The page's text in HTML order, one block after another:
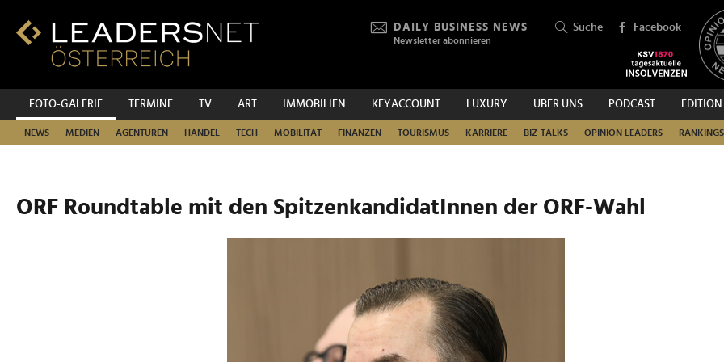
Inhalt
Fußzeilen-
Hauptnavigation
DAILY BUSINESS NEWS
Newsletter abonnieren
Suche Facebook
FOTO-GALERIE TERMINE TV ART IMMOBILIEN KEYACCOUNT LUXURY ÜBER UNS PODCAST EDITION
NEWS MEDIEN AGENTUREN HANDEL TECH MOBILITÄT FINANZEN TOURISMUS KARRIERE BIZ-TALKS OPINION LEADERS RANKINGS
SUCHEN
ORF Roundtable mit den SpitzenkandidatInnen der ORF-Wahl